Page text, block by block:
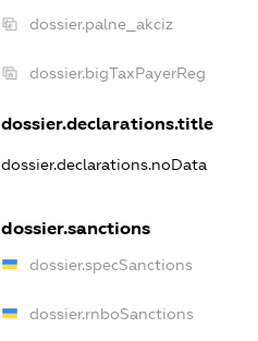
dossier.palne_akciz
dossier.bigTaxPayerReg
dossier.declarations.title
dossier.declarations.noData
dossier.sanctions
dossier.specSanctions
dossier.rnboSanctions